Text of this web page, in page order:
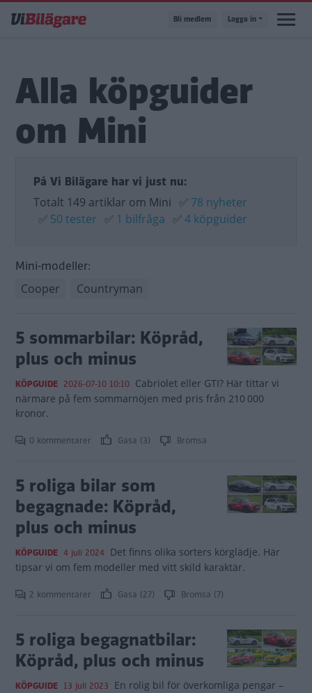
till
Bli medlem Logga in
Alla köpguider
om Mini
På Vi Bilägare har vi just nu:
Totalt 149 artiklar om Mini ✅ 78 nyheter
✅ 50 tester ✅ 1 bilfråga ✅4 köpguider
Mini-modeller:
Cooper Countryman
5 sommarbilar: Köpråd,
plus och minus
KÖPGUIDE 2026-07-10 10:10 Cabriolet eller GTI? Här tittar vi
närmare på fem sommarnöjen med pris från 210 000
kronor.
0 kommentarer Gasa (3) Bromsa
5 roliga bilar som
begagnade: Köpråd,
plus och minus
KÖPGUIDE 4 juli 2024 Det finns olika sorters körglädje. Här
tipsar vi om fem modeller med vitt skild karaktär.
2 kommentarer Gasa (27) Bromsa (7)
5 roliga begagnatbilar:
Köpråd, plus och minus
KÖPGUIDE 13 juli 2023 En rolig bil för överkomliga pengar –